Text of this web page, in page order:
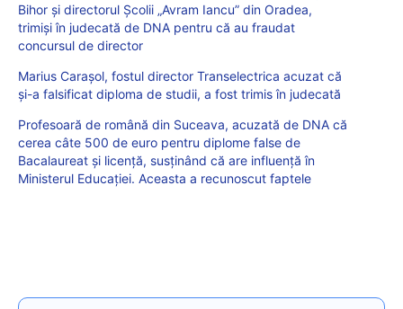
Bihor și directorul Școlii „Avram Iancu” din Oradea,
trimiși în judecată de DNA pentru că au fraudat
concursul de director
Marius Carașol, fostul director Transelectrica acuzat că
și-a falsificat diploma de studii, a fost trimis în judecată
Profesoară de română din Suceava, acuzată de DNA că
cerea câte 500 de euro pentru diplome false de
Bacalaureat și licență, susținând că are influență în
Ministerul Educației. Aceasta a recunoscut faptele